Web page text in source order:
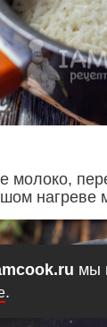
мы
.
молоко,
нагреве